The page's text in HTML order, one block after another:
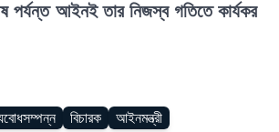
পর্যন্ত আইনই তার নিজস্ব গতিতে কার্যকর
বিচারক আইনমন্ত্রী